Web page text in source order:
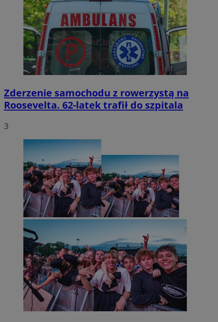
Zderzenie samochodu z rowerzystą na
Roosevelta. 62-latek trafił do szpitala
3